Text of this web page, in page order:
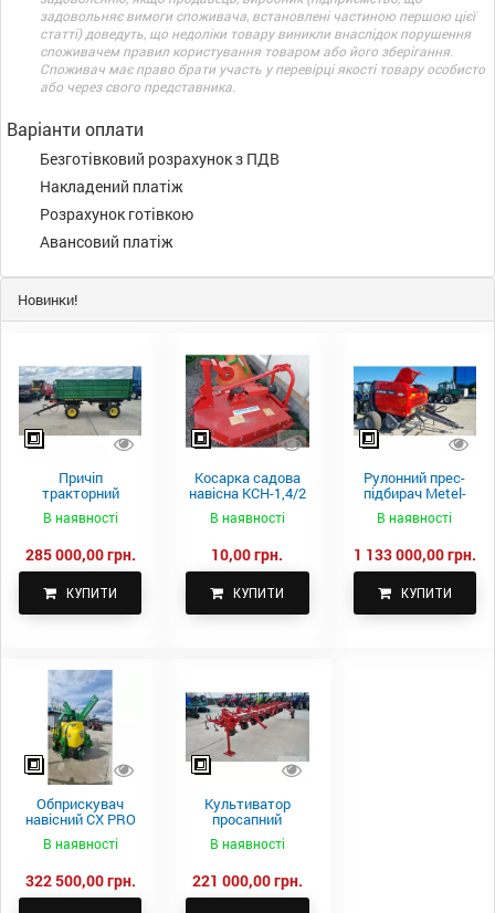
задовольняє вимоги споживача, встановлені частиною першою цієї
статті) доведуть, що недоліки товару виникли внаслідок порушення
споживачем правил користування товаром або його зберігання.
Споживач має право брати участь у перевірці якості товару особисто
або через свого представника.
Варіанти оплати
Безготівковий розрахунок з ПДВ
Накладений платіж
Розрахунок готівкою
Авансовий платіж
Новинки!
Причіп
тракторний
самоскидний
Spike 2 ПТС-4
В наявності
285 000,00 грн.
КУПИТИ
Косарка садова
навісна КСН-1,4/2
В наявності
10,00 грн.
КУПИТИ
Рулонний прес-
підбирач Metel-
Fach Z 587
В наявності
1 133 000,00 грн.
КУПИТИ
Обприскувач
навісний CX PRO
В наявності
322 500,00 грн.
Культиватор
просапний
КПН-5,6-05
В наявності
221 000,00 грн.